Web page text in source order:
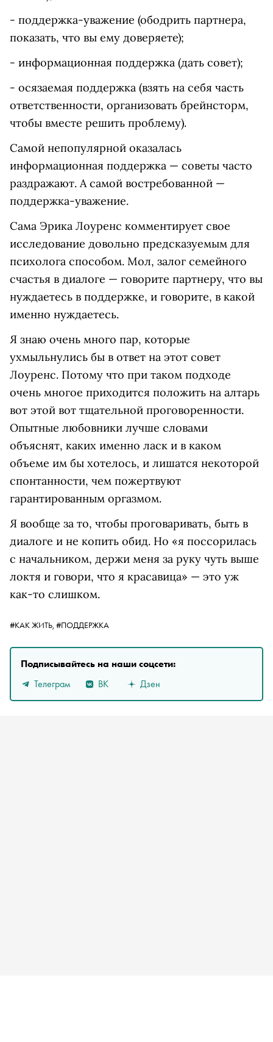
- поддержка-уважение (ободрить партнера,
показать, что вы ему доверяете);
- информационная поддержка (дать совет);
- осязаемая поддержка (взять на себя часть
ответственности, организовать брейнсторм,
чтобы вместе решить проблему).
Самой непопулярной оказалась
информационная поддержка — советы часто
раздражают. А самой востребованной —
поддержка-уважение.
Сама Эрика Лоуренс комментирует свое
исследование довольно предсказуемым для
психолога способом. Мол, залог семейного
счастья в диалоге — говорите партнеру, что вы
нуждаетесь в поддержке, и говорите, в какой
именно нуждаетесь.
Я знаю очень много пар, которые
ухмыльнулись бы в ответ на этот совет
Лоуренс. Потому что при таком подходе
очень многое приходится положить на алтарь
вот этой вот тщательной проговоренности.
Опытные любовники лучше словами
объяснят, каких именно ласк и в каком
объеме им бы хотелось, и лишатся некоторой
спонтанности, чем пожертвуют
гарантированным оргазмом.
Я вообще за то, чтобы проговаривать, быть в
диалоге и не копить обид. Но «я поссорилась
с начальником, держи меня за руку чуть выше
локтя и говори, что я красавица» — это уж
как-то слишком.
#КАК ЖИТЬ, #ПОДДЕРЖКА
Подписывайтесь на наши соцсети:
Телеграм
ВК Дзен